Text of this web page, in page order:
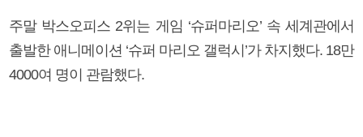
주말 박스오피스 2위는 게임 ‘슈퍼마리오’ 속 세계관에서
출발한 애니메이션 ‘슈퍼 마리오 갤럭시’가 차지했다. 18만
4000여 명이 관람했다.